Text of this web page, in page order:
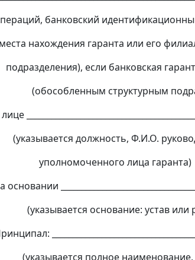
банковский
места нахождения гаранта или его
подразделения), если банковская
(обособленным структурным
(указывается должность, Ф.И.О.
уполномоченного лица гаранта)
основании
(указывается основание: устав или
(указывается полное наименование,